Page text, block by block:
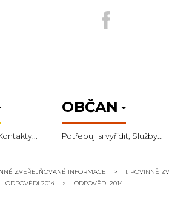
OBČAN
Potřebuji si vyřídit, Služby...
ZVEŘEJŇOVANÉ INFORMACE
I. POVINNĚ
ODPOVĚDI 2014 ODPOVĚDI 2014